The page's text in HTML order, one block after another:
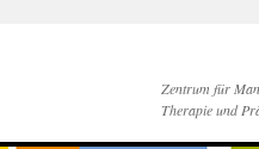
Zentrum für
Therapie und